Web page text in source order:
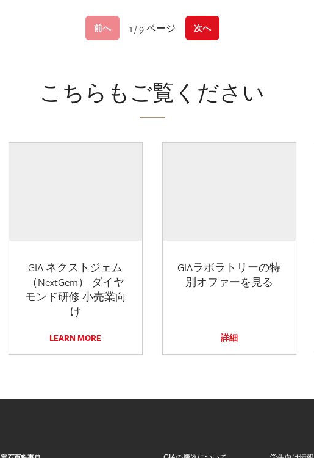
前へ 1 / 9 ページ 次へ
こちらもご覧ください
GIA ネクストジェム
（NextGem） ダイヤ
モンド研修 小売業向
け
LEARN MORE
GIAラボラトリーの特
別オファーを見る
詳細